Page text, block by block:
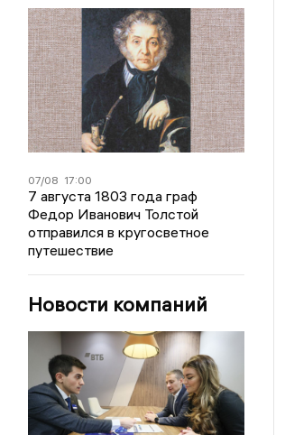
07/08 17:00
7 августа 1803 года граф
Федор Иванович Толстой
отправился в кругосветное
путешествие
Новости компаний